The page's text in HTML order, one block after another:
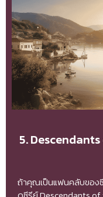
5.
ถ้าคุณเป็นแฟนคลับของ